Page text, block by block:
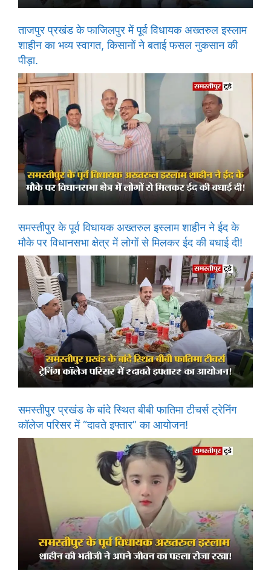
ताजपुर प्रखंड के फाजिलपुर में पूर्व विधायक अख्तरुल इस्लाम
शाहीन का भव्य स्वागत, किसानों ने बताई फसल नुकसान की
पीड़ा.
समस्तीपुर के पूर्व विधायक अख्तरुल इस्लाम शाहीन ने ईद के
मौके पर विधानसभा क्षेत्र में लोगों से मिलकर ईद की बधाई दी!
समस्तीपुर प्रखंड के बांदे स्थित बीबी फातिमा टीचर्स ट्रेनिंग
कॉलेज परिसर में “दावते इफ्तार” का आयोजन!